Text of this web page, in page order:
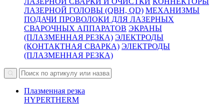
ЛАЗЕРНОЙ ГОЛОВЫ (QBH, QD) МЕХАНИЗМЫ
ПОДАЧИ ПРОВОЛОКИ ДЛЯ ЛАЗЕРНЫХ
СВАРОЧНЫХ АППАРАТОВ ЭКРАНЫ
(ПЛАЗМЕННАЯ РЕЗКА) ЭЛЕКТРОДЫ
(КОНТАКТНАЯ СВАРКА) ЭЛЕКТРОДЫ
(ПЛАЗМЕННАЯ РЕЗКА)
Плазменная резка
HYPERTHERM